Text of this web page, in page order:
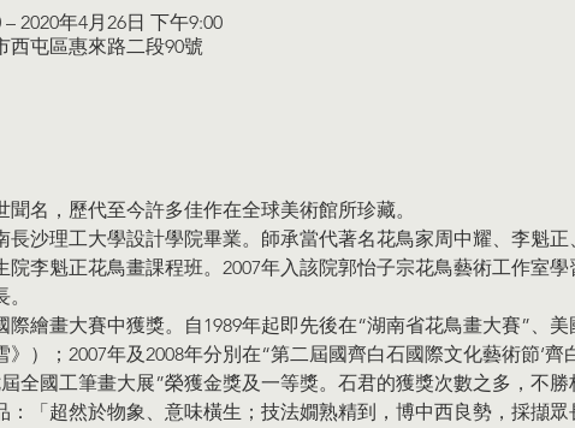
2020年4月26日 下午9:00
西屯區惠來路二段90號
名，歷代至今許多佳作在全球美術館所珍藏。
長沙理工大學設計學院畢業。師承當代著名花鳥家周中耀、李魁正
院李魁正花鳥畫課程班。2007年入該院郭怡子宗花鳥藝術工作室
際繪畫大賽中獲獎。自1989年起即先後在“湖南省花鳥畫大賽”、
）；2007年及2008年分別在“第二屆國齊白石國際文化藝術節‘齊
屆全國工筆畫大展”榮獲金獎及一等獎。石君的獲獎次數之多，不勝
：「超然於物象、意味橫生；技法嫺熟精到，博中西良勢，採擷